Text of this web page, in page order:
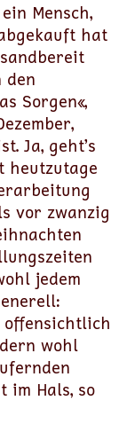
Mensch,
hat
den
Sorgen«,
Ja, geht’s
heutzutage
vor zwanzig
jedem
offensichtlich
wohl
im Hals, so